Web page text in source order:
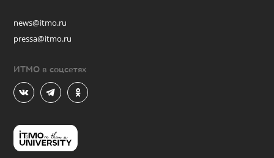
news@itmo.ru
pressa@itmo.ru
ИТМО в соцсетях